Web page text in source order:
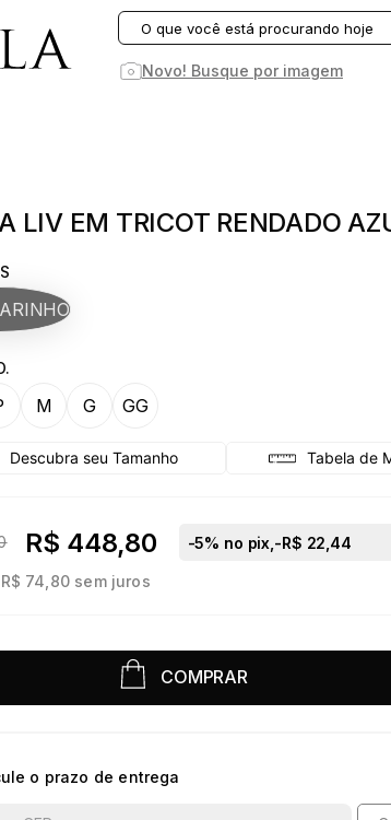
Novo! Busque por imagem
LIV EM TRICOT RENDADO
G GG
M
Tabela de
R$ 448,80 -5% no pix, -R$ 22,44
R$ 74,80 sem juros
COMPRAR
o prazo de entrega